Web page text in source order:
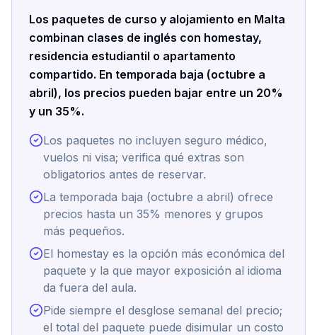
Los paquetes de curso y alojamiento en Malta
combinan clases de inglés con homestay,
residencia estudiantil o apartamento
compartido. En temporada baja (octubre a
abril), los precios pueden bajar entre un 20%
y un 35%.
Los paquetes no incluyen seguro médico,
vuelos ni visa; verifica qué extras son
obligatorios antes de reservar.
La temporada baja (octubre a abril) ofrece
precios hasta un 35% menores y grupos
más pequeños.
El homestay es la opción más económica del
paquete y la que mayor exposición al idioma
da fuera del aula.
Pide siempre el desglose semanal del precio;
el total del paquete puede disimular un costo